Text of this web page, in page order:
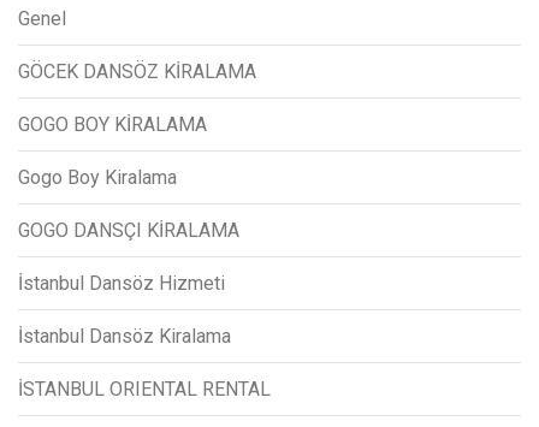
Genel
GÖCEK DANSÖZ KİRALAMA
GOGO BOY KİRALAMA
Gogo Boy Kiralama
GOGO DANSÇI KİRALAMA
İstanbul Dansöz Hizmeti
İstanbul Dansöz Kiralama
İSTANBUL ORIENTAL RENTAL